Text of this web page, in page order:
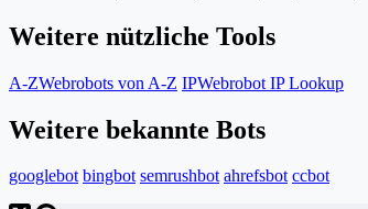
Weitere nützliche Tools
A-ZWebrobots von A-Z IPWebrobot IP Lookup
Weitere bekannte Bots
googlebot bingbot semrushbot ahrefsbot ccbot